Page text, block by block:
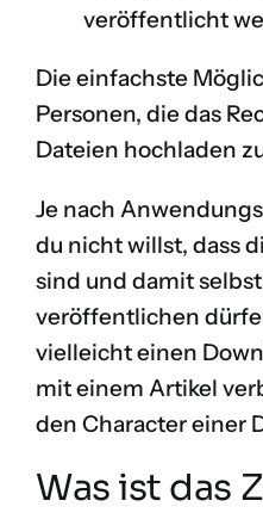
veröffentlicht
Die einfachste
Personen, die das
Dateien hochladen
Je nach
du nicht willst, dass
sind und damit
veröffentlichen
vielleicht einen
mit einem Artikel
den Character einer
Was ist das